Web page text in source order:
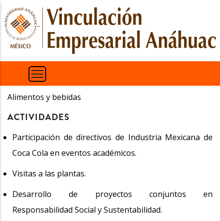
Pasar
al
contenido
principal
Alimentos y bebidas
ACTIVIDADES
Participación de directivos de Industria Mexicana de
Coca Cola en eventos académicos.
Visitas a las plantas.
Desarrollo de proyectos conjuntos en
Responsabilidad Social y Sustentabilidad.